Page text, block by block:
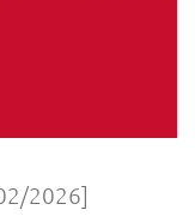
2026]